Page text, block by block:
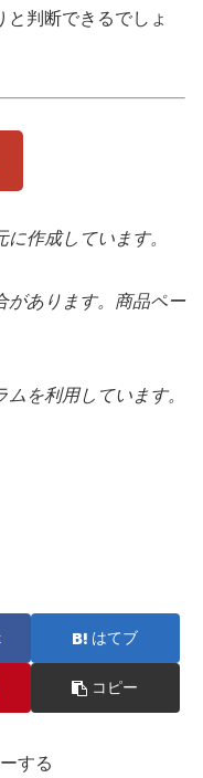
と判断できるでしょ
作成しています。
あります。商品ペー
を利用しています。
はてブ
コピー
する